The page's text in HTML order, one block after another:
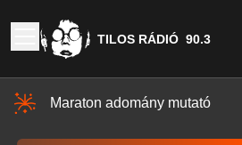
TILOS RÁDIÓ 90.3
Maraton adomány mutató